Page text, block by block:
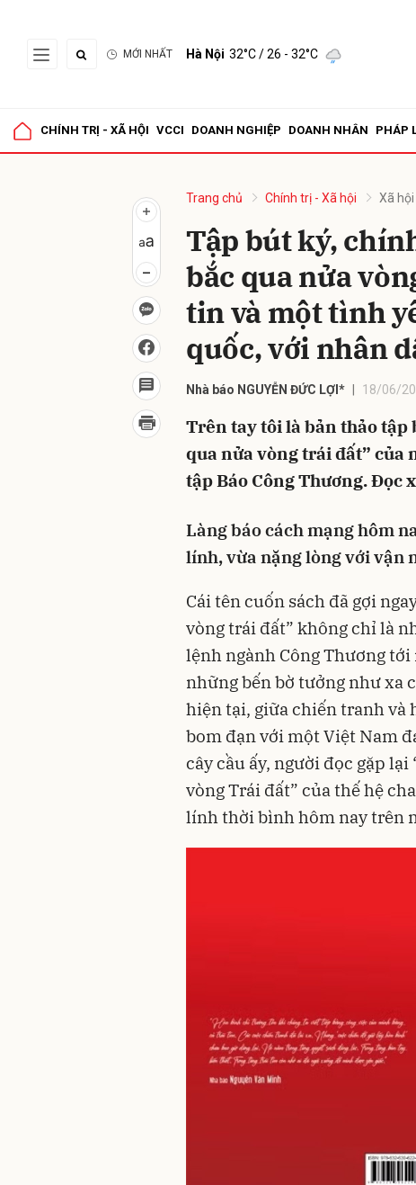
MỚI NHẤT Hà Nội 32°C/ 26 - 32°C
CHÍNH TRỊ - XÃ HỘI VCCI DOANH NGHIỆP DOANH NHÂN PHÁP
Trang chủ Chính trị - Xã hội Xã hội
Tập bút ký,
bắc qua nửa
tin và một tình
quốc, với nhân
Nhà báo NGUYỄN ĐỨC LỢI* 18/06/
Trên tay tôi là bản thảo tập
qua nửa vòng trái đất” của
tập Báo Công Thương. Đọc
Làng báo cách mạng hôm
lính, vừa nặng lòng với vận
Cái tên cuốn sách đã gợi
vòng trái đất” không chỉ là
lệnh ngành Công Thương
những bến bờ tưởng như xa
hiện tại, giữa chiến tranh và
bom đạn với một Việt Nam
cây cầu ấy, người đọc gặp
vòng Trái đất” của thế hệ
lính thời bình hôm nay trên